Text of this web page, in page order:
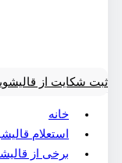
ثبت شکایت از
خانه
استعلام
برخی از